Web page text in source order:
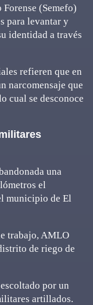
(Semefo)
para levantar y
identidad a través
refieren que en
narcomensaje que
cual se desconoce
una
el
municipio de El
trabajo, AMLO
de riego de
por un
artillados.